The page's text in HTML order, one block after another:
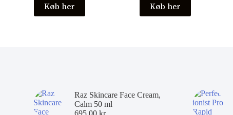
Køb her Køb her
Raz Skincare Face Cream,
Calm 50 ml